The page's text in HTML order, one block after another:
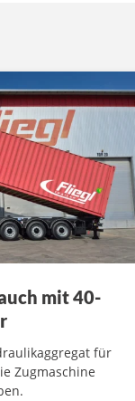
mit 40-
für
Zugmaschine